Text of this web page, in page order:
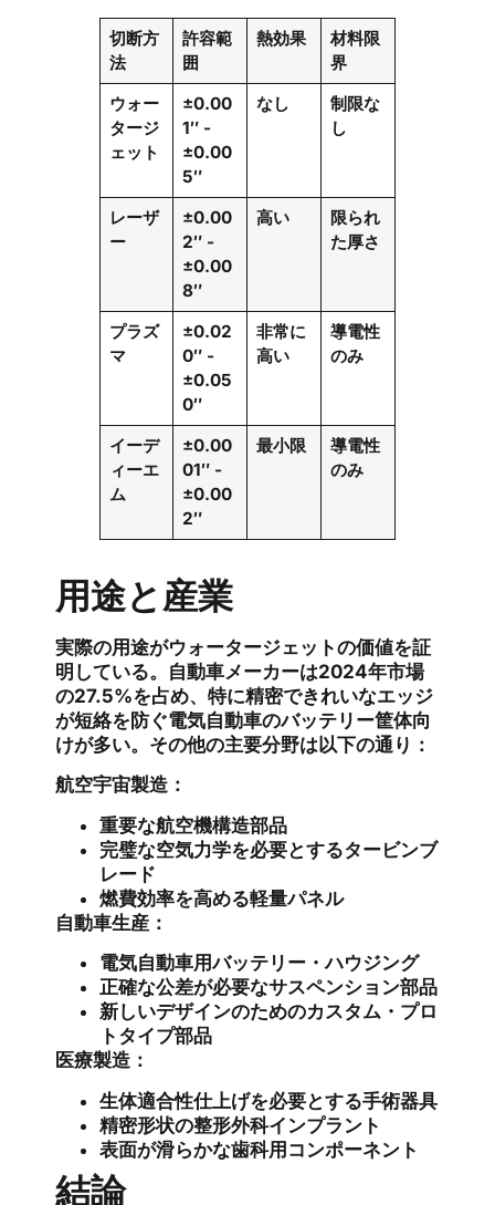
切断方
法
許容範
囲
熱効果
材料限
界
ウォー
タージ
ェット
±0.00
1″ -
±0.00
5″
なし
制限な
し
レーザ
ー
±0.00
2″ -
±0.00
8″
高い
限られ
た厚さ
プラズ
マ
±0.02
0″ -
±0.05
0″
非常に
高い
導電性
のみ
イーデ
ィーエ
ム
±0.00
01″ -
±0.00
2″
最小限
導電性
のみ
用途と産業
実際の用途がウォータージェットの価値を証
明している。自動車メーカーは2024年市場
の27.5%を占め、特に精密できれいなエッジ
が短絡を防ぐ電気自動車のバッテリー筐体向
けが多い。その他の主要分野は以下の通り：
航空宇宙製造：
重要な航空機構造部品
完璧な空気力学を必要とするタービンブ
レード
燃費効率を高める軽量パネル
自動車生産：
電気自動車用バッテリー・ハウジング
正確な公差が必要なサスペンション部品
新しいデザインのためのカスタム・プロ
トタイプ部品
医療製造：
生体適合性仕上げを必要とする手術器具
精密形状の整形外科インプラント
表面が滑らかな歯科用コンポーネント
結論